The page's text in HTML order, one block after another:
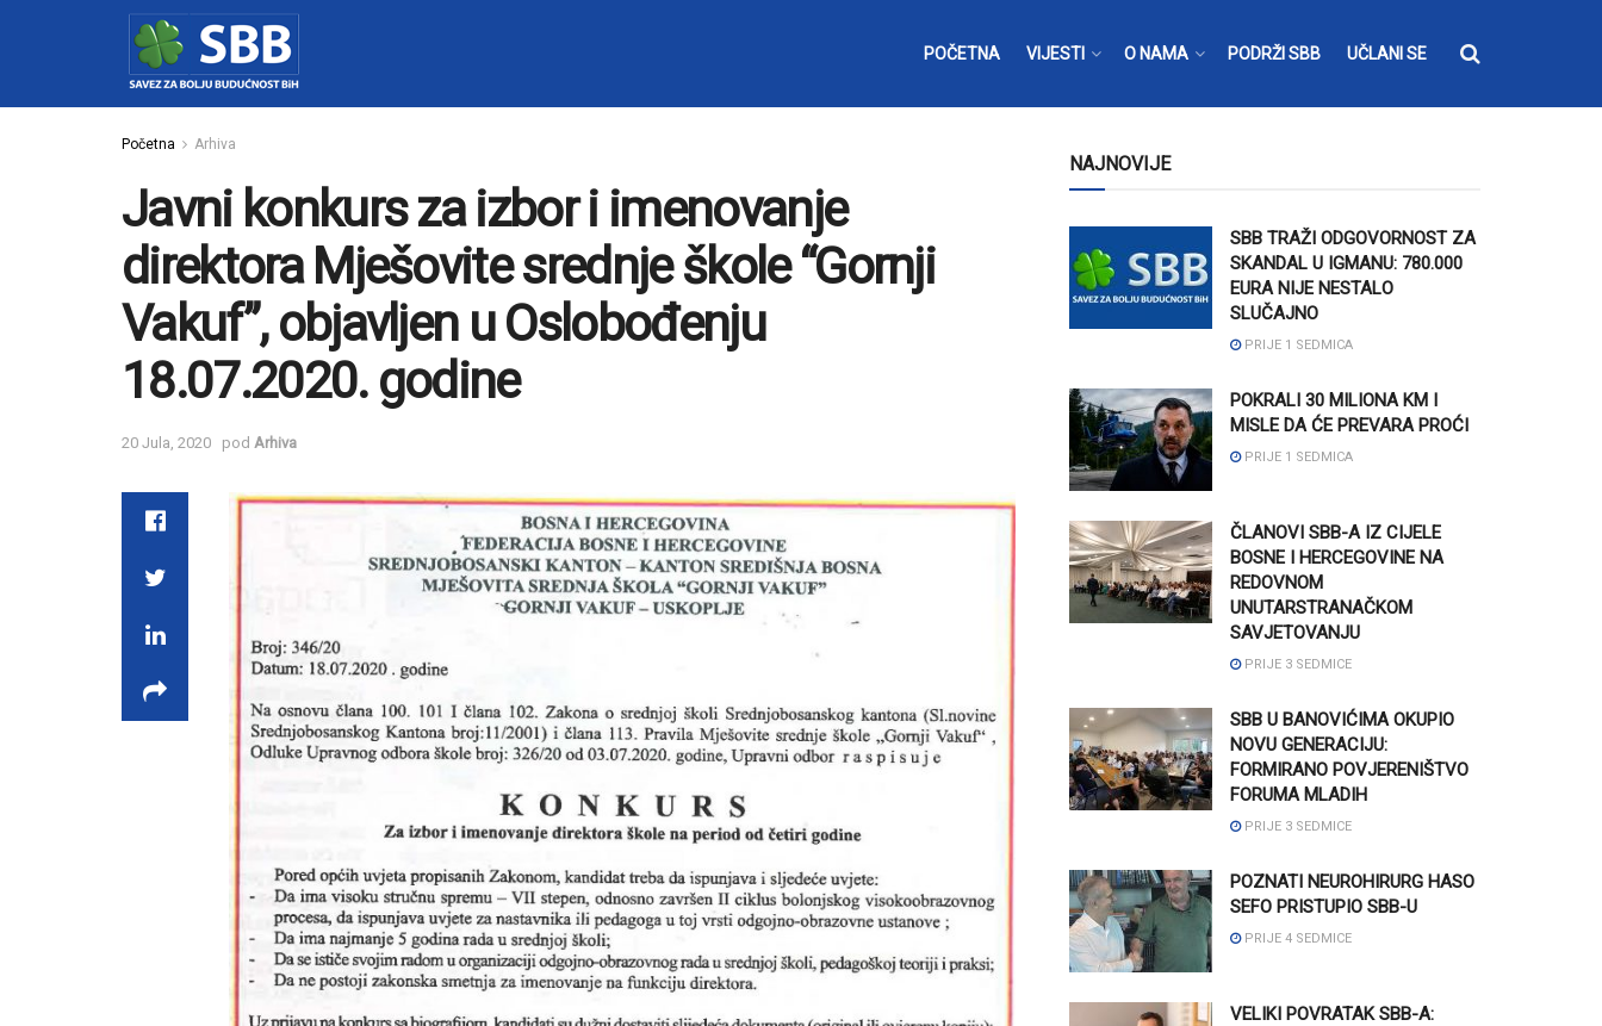
POČETNA VIJESTI O NAMA PODRŽI SBB UČLANI SE
Početna Arhiva
Javni konkurs za izbor i imenovanje
direktora Mješovite srednje škole “Gornji
Vakuf”, objavljen u Oslobođenju
18.07.2020. godine
20 Jula, 2020 pod Arhiva
NAJNOVIJE
SBB TRAŽI ODGOVORNOST ZA
SKANDAL U IGMANU: 780.000
EURA NIJE NESTALO
SLUČAJNO
PRIJE 1 SEDMICA
POKRALI 30 MILIONA KM I
MISLE DA ĆE PREVARA PROĆI
PRIJE 1 SEDMICA
ČLANOVI SBB-A IZ CIJELE
BOSNE I HERCEGOVINE NA
REDOVNOM
UNUTARSTRANAČKOM
SAVJETOVANJU
PRIJE 3 SEDMICE
SBB U BANOVIĆIMA OKUPIO
NOVU GENERACIJU:
FORMIRANO POVJERENIŠTVO
FORUMA MLADIH
PRIJE 3 SEDMICE
POZNATI NEUROHIRURG HASO
SEFO PRISTUPIO SBB-U
PRIJE 4 SEDMICE
VELIKI POVRATAK SBB-A: